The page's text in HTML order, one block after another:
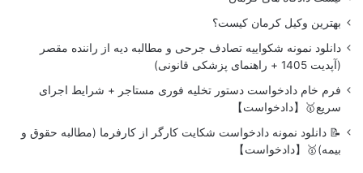
بهترین وکیل کرمان کیست؟
دانلود نمونه شکواییه تصادف جرحی و مطالبه دیه از راننده مقصر
(آپدیت 1405 + راهنمای پزشکی قانونی)
فرم خام دادخواست دستور تخلیه فوری مستاجر + شرایط اجرای
سریع🥇【دادخواست】
📝 دانلود نمونه دادخواست شکایت کارگر از کارفرما (مطالبه حقوق و
بیمه)🥇【دادخواست】